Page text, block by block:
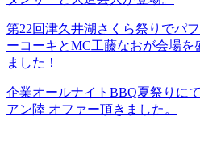
第22回津久井湖さくら祭りでパ
ーコーキとMC工藤なおが会場を
ました！
企業オールナイトBBQ夏祭りに
アン陸 オファー頂きました。